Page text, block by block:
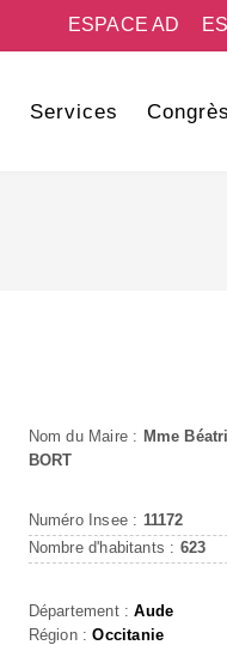
ESPACE AD
Services Congrès
Nom du Maire : Mme
BORT
Numéro Insee : 11172
Nombre d'habitants : 623
Département :Aude
Région :Occitanie